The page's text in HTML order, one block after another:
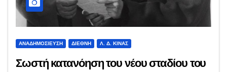
ΑΝΑΔΗΜΟΣΊΕΥΣΗ ΔΙΕΘΝΉ Λ. Δ. ΚΊΝΑΣ
Σωστή κατανόηση του νέου σταδίου του